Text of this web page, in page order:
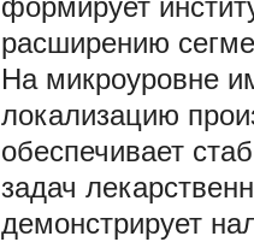
формирует
расширению
На микроуровне
локализацию
обеспечивает
задач
демонстрирует